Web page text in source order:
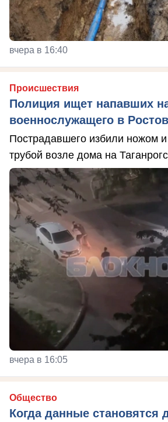
вчера в 16:40
Происшествия
Полиция ищет напавших
военнослужащего в
Пострадавшего избили ножом
трубой возле дома на
вчера в 16:05
Общество
Когда данные становятся